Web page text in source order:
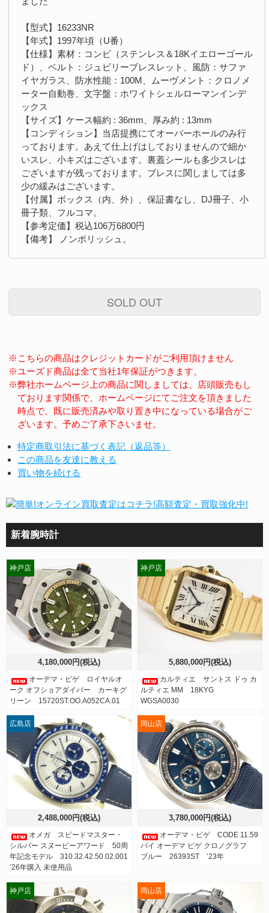
【型式】16233NR
【年式】1997年頃（U番）
【仕様】素材：コンビ（ステンレス＆18Kイエローゴール
ド）、ベルト：ジュビリーブレスレット、風防：サファ
イヤガラス、防水性能：100M、ムーヴメント：クロノメ
ーター自動巻、文字盤：ホワイトシェルローマンインデ
ックス
【サイズ】ケース幅約 : 36mm、厚み約 : 13mm
【コンディション】当店提携にてオーバーホールのみ行
っております。あえて仕上げはしておりませんので細か
いスレ、小キズはございます。裏蓋シールも多少スレは
ございますが残っております。ブレスに関しましては多
少の緩みはございます。
【付属】ボックス（内、外）、保証書なし、DJ冊子、小
冊子類、フルコマ。
【参考定価】税込106万6800円
【備考】 ノンポリッシュ。
SOLD OUT
※こちらの商品はクレジットカードがご利用頂けません
※ユーズド商品は全て当社1年保証がつきます。
※弊社ホームページ上の商品に関しましては、店頭販売もし
ております関係で、ホームページにてご注文を頂きました
時点で、既に販売済みや取り置き中になっている場合がご
ざいます。予めご了承下さいませ。
特定商取引法に基づく表記（返品等）
この商品を友達に教える
買い物を続ける
新着腕時計
4,180,000円(税込)
オーデマ・ピゲ ロイヤルオ
ーク オフショアダイバー カーキグ
リーン 15720ST.OO.A052CA.01
神戸店
5,880,000円(税込)
カルティエ サントス ドゥ カ
ルティエ MM 18KYG
WGSA0030
神戸店
2,488,000円(税込)
オメガ スピードマスター・
シルバー スヌーピーアワード 50周
年記念モデル 310.32.42.50.02.001
’26年購入 未使用品
広島店
3,780,000円(税込)
オーデマ・ピゲ CODE 11.59
バイ オーデマ ピゲ クロノグラフ
ブルー 26393ST ’23年
岡山店
神戸店 岡山店